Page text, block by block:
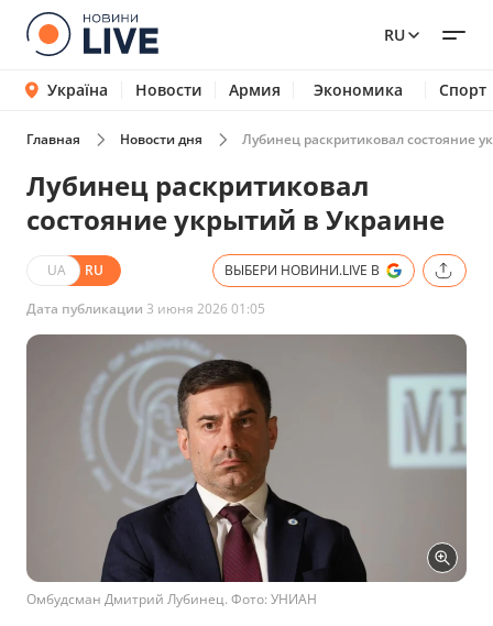
RU
Україна Новости Армия Экономика Спорт
Главная Новости дня Лубинец раскритиковал состояние
Лубинец раскритиковал
состояние укрытий в Украине
UA RU ВЫБЕРИ НОВИНИ.LIVE В
Дата публикации 3 июня 2026 01:05
Омбудсман Дмитрий Лубинец. Фото: УНИАН